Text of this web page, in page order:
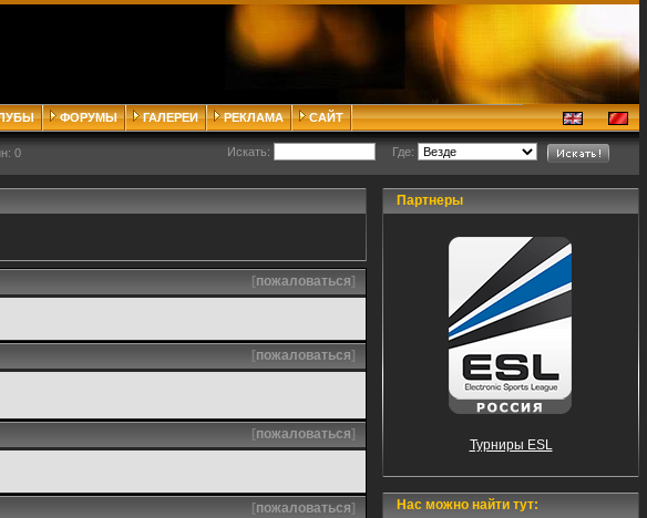
ФОРУМЫ ГАЛЕРЕИ РЕКЛАМА САЙТ
0 Искать: Где:
[пожаловаться]
[пожаловаться]
[пожаловаться]
[пожаловаться]
Партнеры
Турниры ESL
Нас можно найти тут: